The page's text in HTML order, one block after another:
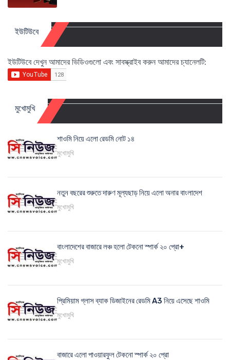
ইউটিউবে
ইউটিউবে দেখুন আমাদের ভিডিওগুলো এবং সাবস্ক্রাইব করুন আমাদের চ্যানেলটি:
মুখোমুখি
শাওমি নিয়ে এলো রেডমি নোট ১৪
মুখোমুখি
নতুন বছরের শুরুতে দারুণ মূল্যছাড় নিয়ে এলো অনার বাংলাদেশ
মুখোমুখি
বাংলাদেশের বাজারে লঞ্চ হলো টেকনো স্পার্ক ২০ প্রো+
মুখোমুখি
প্রিমিয়াম গ্লাস ব্যাক ডিজাইনের রেডমি A3 নিয়ে এসেছে শাওমি
মুখোমুখি
বাজারে এলো পাওয়ারফুল টেকনো স্পার্ক ২০ প্রো